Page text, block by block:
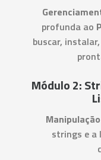
profunda ao
buscar,
Módulo 2:
strings e a